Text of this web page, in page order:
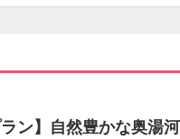
ラン】自然豊かな奥湯